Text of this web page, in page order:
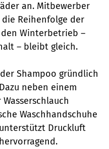
an. Mitbewerber
Reihenfolge der
Winterbetrieb –
– bleibt gleich.
Shampoo gründlich
neben einem
Waschhandschuhe
Druckluft